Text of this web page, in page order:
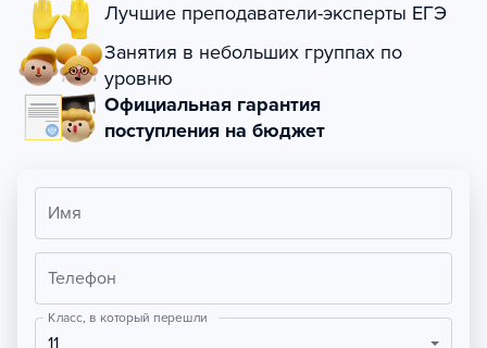
Лучшие преподаватели-эксперты ЕГЭ
Занятия в небольших группах по
уровню
Официальная гарантия
поступления на бюджет
Имя
Телефон
Класс, в который перешли